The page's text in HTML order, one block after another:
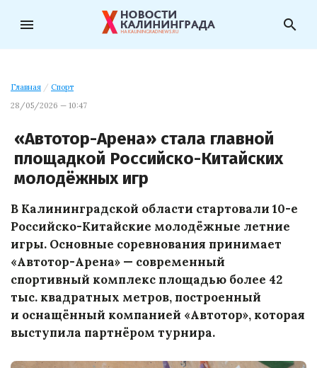
menu search
Главная / Спорт
28/05/2026 — 10:47
«Автотор-Арена» стала главной
площадкой Российско-Китайских
молодёжных игр
В Калининградской области стартовали 10-е
Российско-Китайские молодёжные летние
игры. Основные соревнования принимает
«Автотор-Арена» — современный
спортивный комплекс площадью более 42
тыс. квадратных метров, построенный
и оснащённый компанией «Автотор», которая
выступила партнёром турнира.